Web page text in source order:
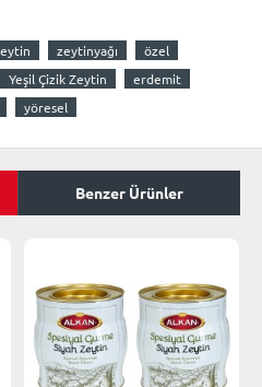
zeytinyağı
özel
Yeşil Çizik Zeytin
erdemit
yöresel
Benzer Ürünler